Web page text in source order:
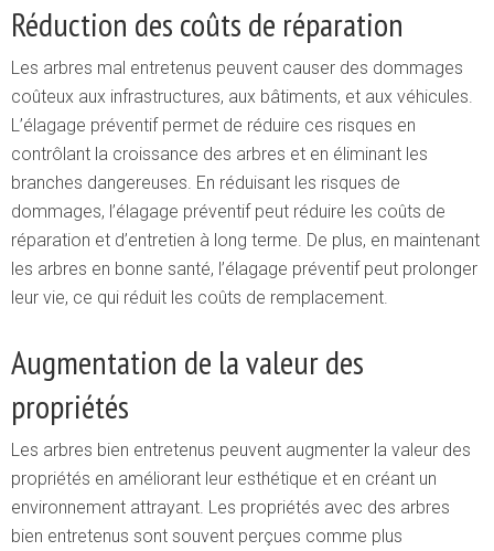
Réduction des coûts de réparation
Les arbres mal entretenus peuvent causer des dommages
coûteux aux infrastructures, aux bâtiments, et aux véhicules.
L’élagage préventif permet de réduire ces risques en
contrôlant la croissance des arbres et en éliminant les
branches dangereuses. En réduisant les risques de
dommages, l’élagage préventif peut réduire les coûts de
réparation et d’entretien à long terme. De plus, en maintenant
les arbres en bonne santé, l’élagage préventif peut prolonger
leur vie, ce qui réduit les coûts de remplacement.
Augmentation de la valeur des
propriétés
Les arbres bien entretenus peuvent augmenter la valeur des
propriétés en améliorant leur esthétique et en créant un
environnement attrayant. Les propriétés avec des arbres
bien entretenus sont souvent perçues comme plus